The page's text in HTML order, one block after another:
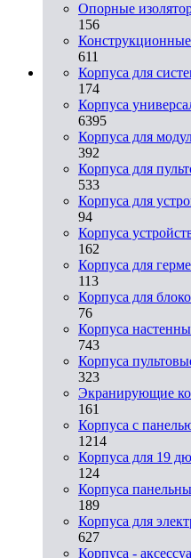
Опорные
156
611
Корпуса для
174
Корпуса
6395
Корпуса для
392
Корпуса для
533
Корпуса для
94
Корпуса
162
Корпуса для
113
Корпуса для
76
Корпуса
743
Корпуса
323
Экранирующие
161
Корпуса с
1214
Корпуса для 19
124
Корпуса
189
Корпуса для
627
Корпуса -